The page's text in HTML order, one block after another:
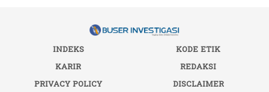
INDEKS
KODE ETIK
KARIR
REDAKSI
PRIVACY POLICY
DISCLAIMER